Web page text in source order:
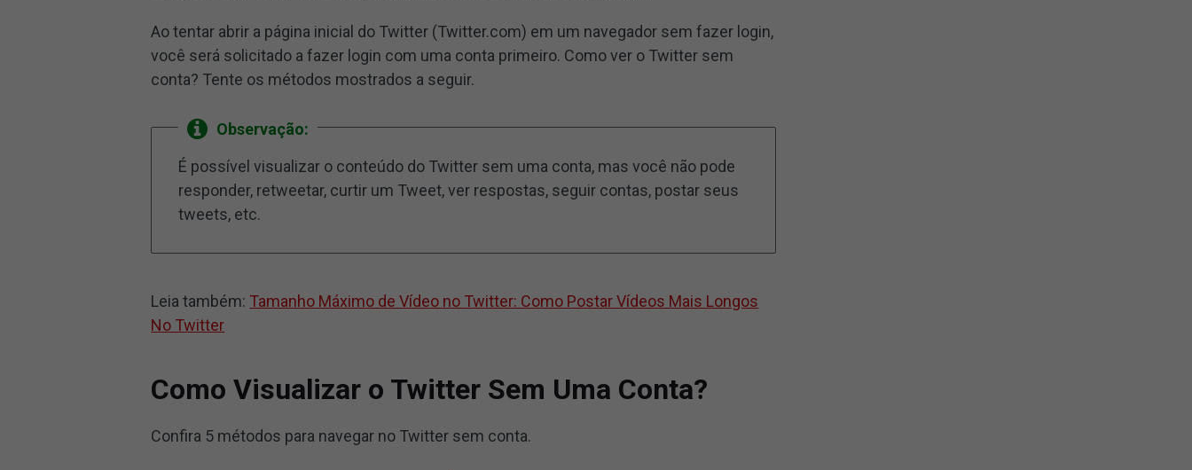
Ao tentar abrir a página inicial do Twitter (Twitter.com) em um navegador sem fazer login,
você será solicitado a fazer login com uma conta primeiro. Como ver o Twitter sem
conta? Tente os métodos mostrados a seguir.
Observação:
É possível visualizar o conteúdo do Twitter sem uma conta, mas você não pode
responder, retweetar, curtir um Tweet, ver respostas, seguir contas, postar seus
tweets, etc.
Leia também: Tamanho Máximo de Vídeo no Twitter: Como Postar Vídeos Mais Longos
No Twitter
Como Visualizar o Twitter Sem Uma Conta?
Confira 5 métodos para navegar no Twitter sem conta.